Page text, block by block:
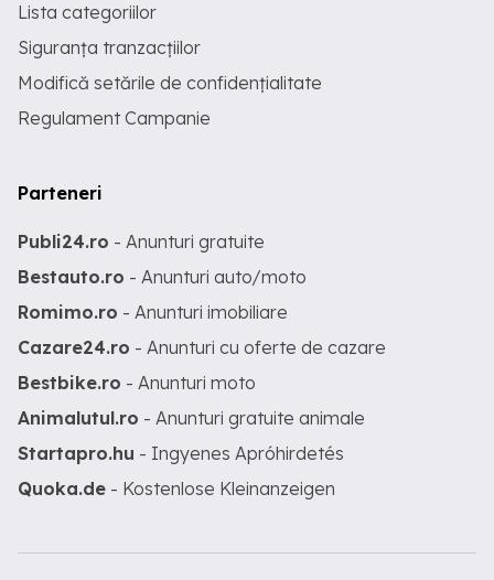
Lista categoriilor
Siguranța tranzacțiilor
Modifică setările de confidențialitate
Regulament Campanie
Parteneri
Publi24.ro - Anunturi gratuite
Bestauto.ro - Anunturi auto/moto
Romimo.ro - Anunturi imobiliare
Cazare24.ro - Anunturi cu oferte de cazare
Bestbike.ro - Anunturi moto
Animalutul.ro - Anunturi gratuite animale
Startapro.hu - Ingyenes Apróhirdetés
Quoka.de - Kostenlose Kleinanzeigen